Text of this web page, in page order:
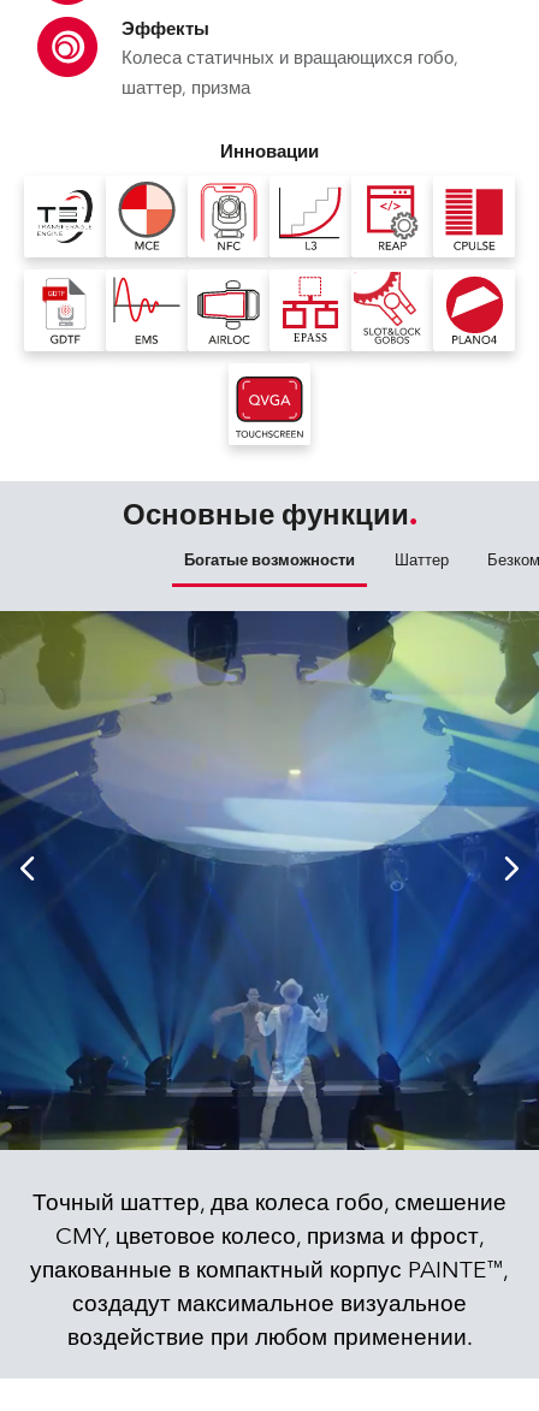
Эффекты
Колеса статичных и вращающихся гобо,
шаттер, призма
Инновации
Основные функции
Богатые возможности Шаттер
Точный шаттер, два колеса гобо, смешение
CMY, цветовое колесо, призма и фрост,
упакованные в компактный корпус PAINTE™,
создадут максимальное визуальное
воздействие при любом применении.